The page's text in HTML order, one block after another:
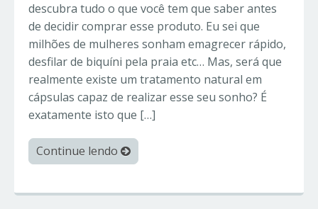
descubra tudo o que você tem que saber antes
de decidir comprar esse produto. Eu sei que
milhões de mulheres sonham emagrecer rápido,
desfilar de biquíni pela praia etc… Mas, será que
realmente existe um tratamento natural em
cápsulas capaz de realizar esse seu sonho? É
exatamente isto que […]
Continue lendo